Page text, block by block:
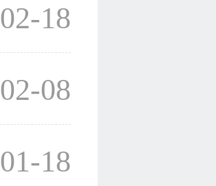
02-18
02-08
01-18